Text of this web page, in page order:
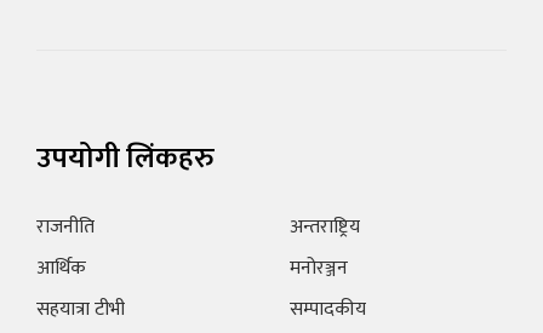
उपयोगी लिंकहरु
राजनीति
आर्थिक
सहयात्रा टीभी
अन्तराष्ट्रिय
मनोरञ्जन
सम्पादकीय